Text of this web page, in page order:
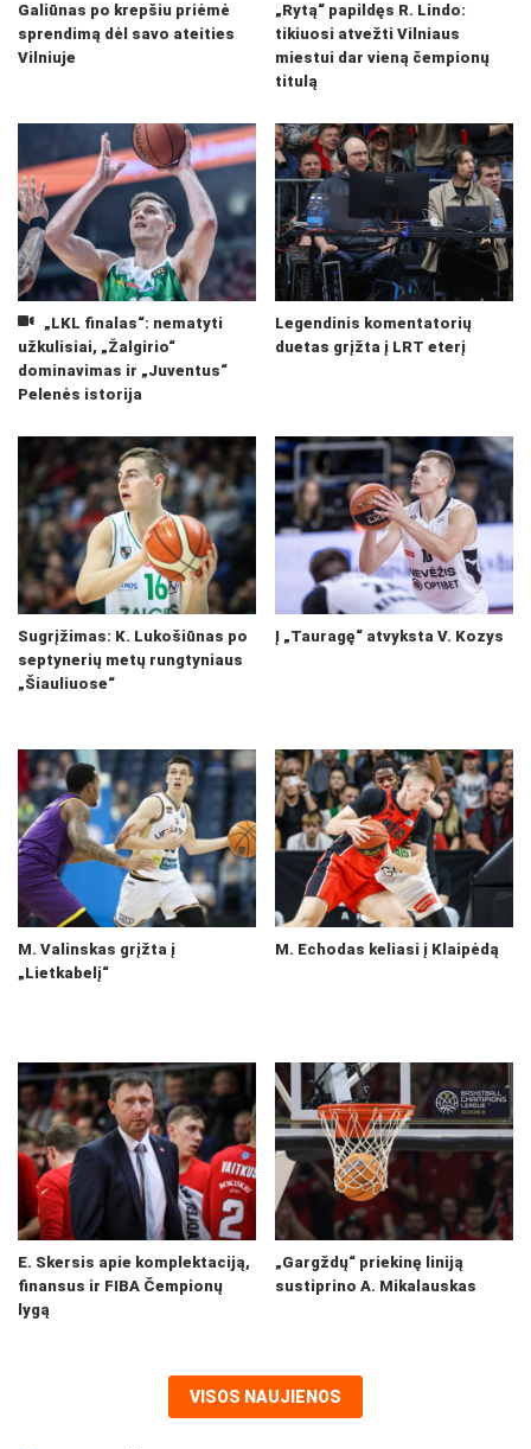
Galiūnas po krepšiu priėmė
sprendimą dėl savo ateities
Vilniuje
„Rytą“ papildęs R. Lindo:
tikiuosi atvežti Vilniaus
miestui dar vieną čempionų
titulą
„LKL finalas“: nematyti
užkulisiai, „Žalgirio“
dominavimas ir „Juventus“
Pelenės istorija
Legendinis komentatorių
duetas grįžta į LRT eterį
Sugrįžimas: K. Lukošiūnas po
septynerių metų rungtyniaus
„Šiauliuose“
Į „Tauragę“ atvyksta V. Kozys
M. Valinskas grįžta į
„Lietkabelį“
M. Echodas keliasi į Klaipėdą
E. Skersis apie komplektaciją,
finansus ir FIBA Čempionų
lygą
„Gargždų“ priekinę liniją
sustiprino A. Mikalauskas
VISOS NAUJIENOS